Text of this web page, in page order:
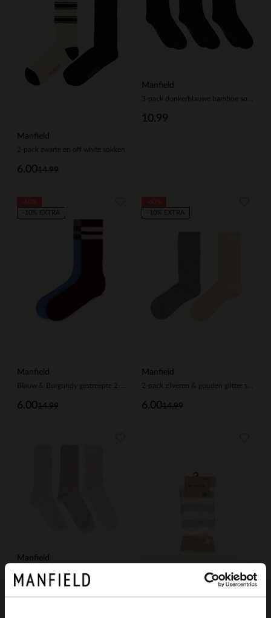
Manfield
2-pack zwarte en off white sokken
14.99
6.00
Manfield
10.99
Manfield
Blauw & Burgundy gestreepte 2-pack sokken
14.99
6.00
-10% EXTRA
Manfield
2-pack zilveren & gouden glitter sokken
14.99
6.00
-10% EXTRA
Manfield